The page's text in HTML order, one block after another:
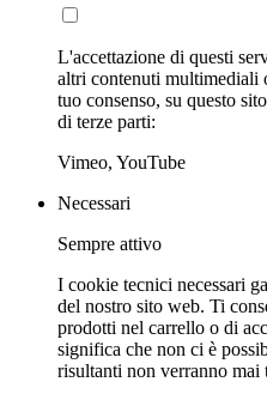
L'accettazione di questi
altri contenuti multimediali
tuo consenso, su questo
di terze parti:
Vimeo, YouTube
Necessari
Sempre attivo
I cookie tecnici necessari
del nostro sito web. Ti
prodotti nel carrello o di
significa che non ci è
risultanti non verranno mai